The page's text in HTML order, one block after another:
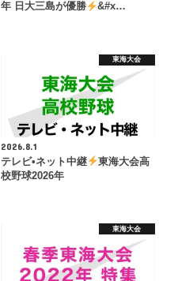
年 日大三島が優勝
&#x…
東海大会
2026.8.1
テレビ•ネット中継
東海大会高
校野球2026年
東海大会